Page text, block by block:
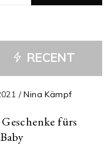
RECENT
/ Nina Kämpf
fürs